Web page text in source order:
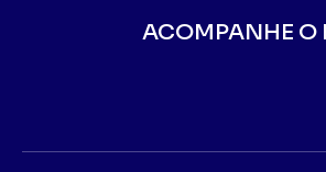
ACOMPANHE O